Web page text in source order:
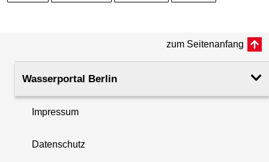
zum Seitenanfang
Wasserportal Berlin
Impressum
Datenschutz